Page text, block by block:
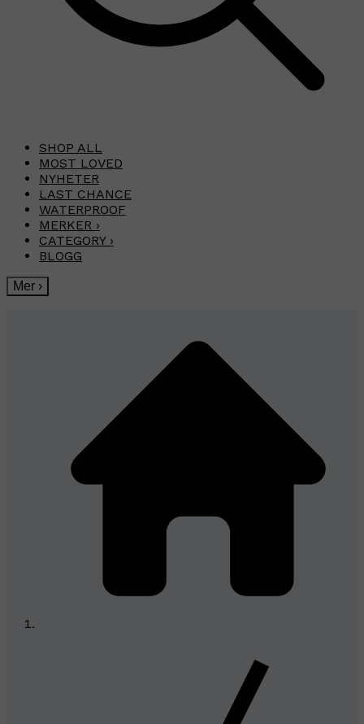
SHOP ALL
MOST LOVED
NYHETER
LAST CHANCE
WATERPROOF
MERKER ›
CATEGORY ›
BLOGG
Mer ›